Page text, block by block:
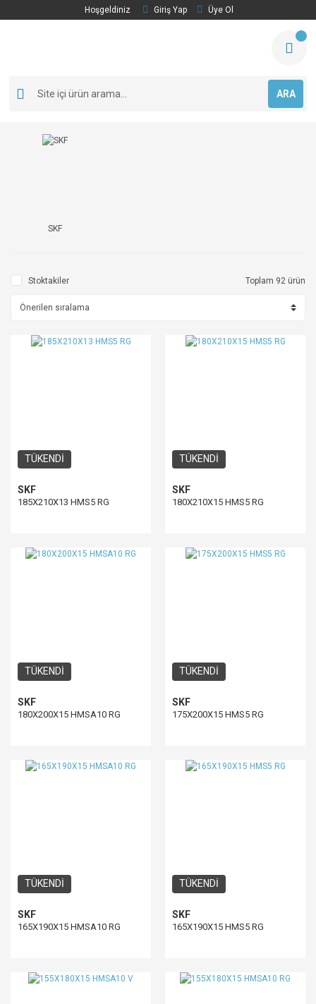
Hoşgeldiniz Giriş Yap Üye Ol
ARA
SKF
Stoktakiler Toplam 92 ürün
TÜKENDİ
SKF
185X210X13 HMS5 RG
TÜKENDİ
SKF
180X210X15 HMS5 RG
TÜKENDİ
SKF
180X200X15 HMSA10 RG
TÜKENDİ
SKF
175X200X15 HMS5 RG
TÜKENDİ
SKF
165X190X15 HMSA10 RG
TÜKENDİ
SKF
165X190X15 HMS5 RG